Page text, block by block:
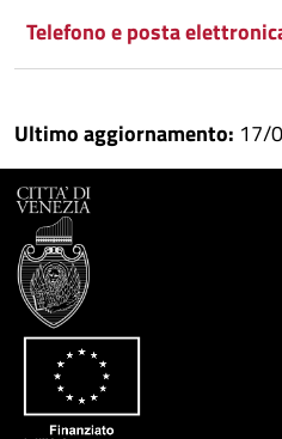
Telefono e posta
Ultimo aggiornamento: 17/